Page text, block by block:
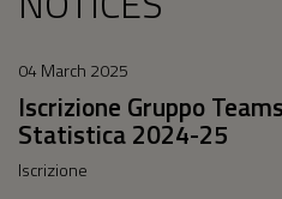
04 March 2025
Iscrizione Gruppo
Statistica 2024-25
Iscrizione